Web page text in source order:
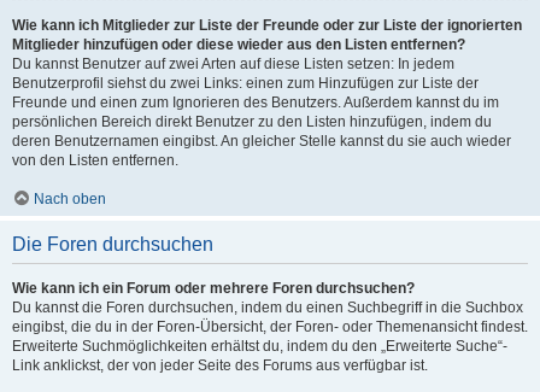
Wie kann ich Mitglieder zur Liste der Freunde oder zur Liste der ignorierten
Mitglieder hinzufügen oder diese wieder aus den Listen entfernen?
Du kannst Benutzer auf zwei Arten auf diese Listen setzen: In jedem
Benutzerprofil siehst du zwei Links: einen zum Hinzufügen zur Liste der
Freunde und einen zum Ignorieren des Benutzers. Außerdem kannst du im
persönlichen Bereich direkt Benutzer zu den Listen hinzufügen, indem du
deren Benutzernamen eingibst. An gleicher Stelle kannst du sie auch wieder
von den Listen entfernen.
Nach oben
Die Foren durchsuchen
Wie kann ich ein Forum oder mehrere Foren durchsuchen?
Du kannst die Foren durchsuchen, indem du einen Suchbegriff in die Suchbox
eingibst, die du in der Foren-Übersicht, der Foren- oder Themenansicht findest.
Erweiterte Suchmöglichkeiten erhältst du, indem du den „Erweiterte Suche“-
Link anklickst, der von jeder Seite des Forums aus verfügbar ist.